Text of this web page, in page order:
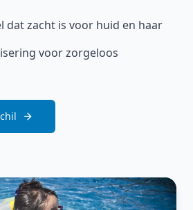
dat zacht is voor huid en haar
voor zorgeloos